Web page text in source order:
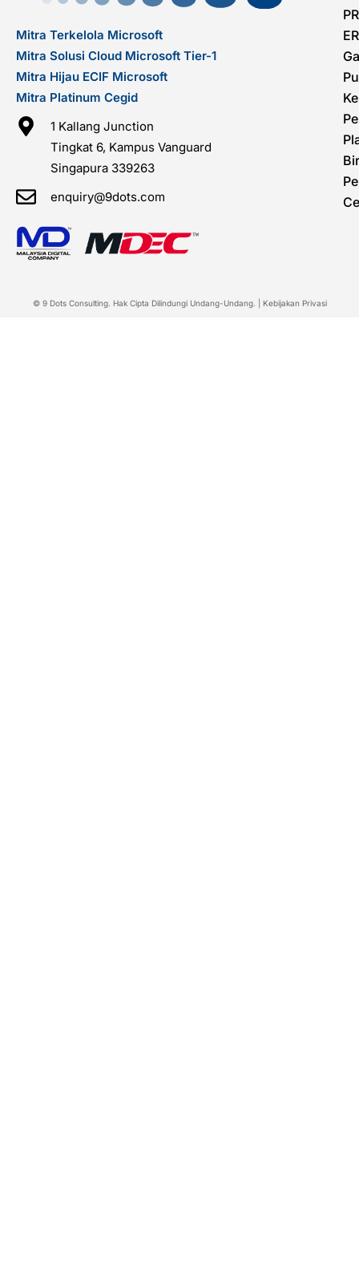
Mitra Terkelola Microsoft
Mitra Solusi Cloud Microsoft Tier-1
Mitra Hijau ECIF Microsoft
Mitra Platinum Cegid
1 Kallang Junction
Tingkat 6, Kampus Vanguard
Singapura 339263
enquiry@9dots.com
© 9 Dots Consulting. Hak Cipta Dilindungi Undang-Undang. | Kebijakan Privasi